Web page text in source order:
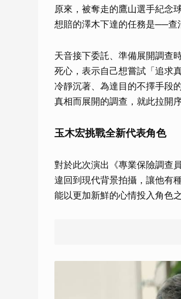
原來，被奪走的鷹山選手紀念
想賠的澤木下達的任務是──查
天音接下委託、準備展開調查
死心，表示自己想嘗試「追求
冷靜沉著、為達目的不擇手段
真相而展開的調查，就此拉開
玉木宏挑戰全新代表角色
對於此次演出《專業保險調查
違回到現代背景拍攝，讓他有
能以更加新鮮的心情投入角色